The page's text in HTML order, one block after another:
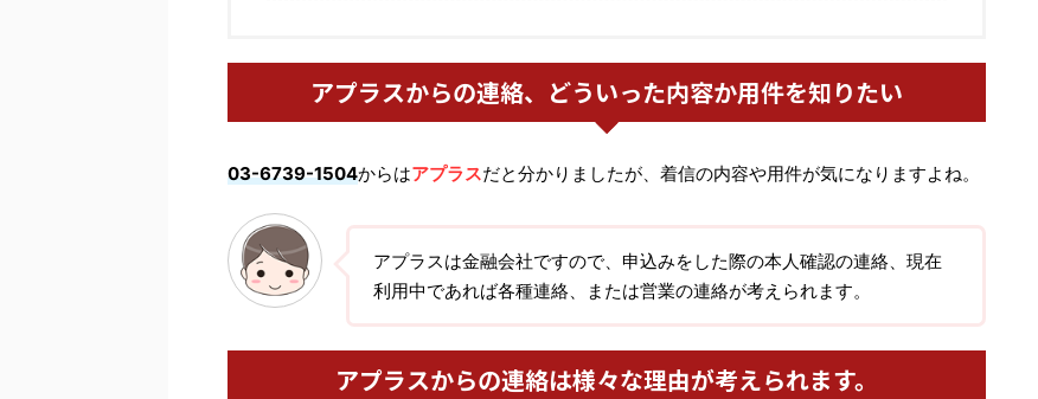
アプラスからの連絡、どういった内容か用件を知りたい
03-6739-1504からはアプラスだと分かりましたが、着信の内容や用件が気になりますよね。
アプラスは金融会社ですので、申込みをした際の本人確認の連絡、現在
利用中であれば各種連絡、または営業の連絡が考えられます。
アプラスからの連絡は様々な理由が考えられます。